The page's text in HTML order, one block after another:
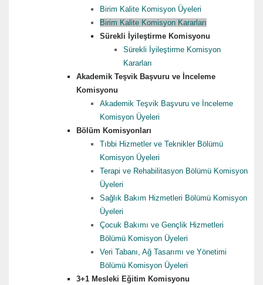
Birim Kalite Komisyon Üyeleri
Birim Kalite Komisyon Kararları
Sürekli İyileştirme Komisyonu
Sürekli İyileştirme Komisyon
Kararları
Akademik Teşvik Başvuru ve İnceleme
Komisyonu
Akademik Teşvik Başvuru ve İnceleme
Komisyon Üyeleri
Bölüm Komisyonları
Tıbbi Hizmetler ve Teknikler Bölümü
Komisyon Üyeleri
Terapi ve Rehabilitasyon Bölümü Komisyon
Üyeleri
Sağlık Bakım Hizmetleri Bölümü Komisyon
Üyeleri
Çocuk Bakımı ve Gençlik Hizmetleri
Bölümü Komisyon Üyeleri
Veri Tabanı, Ağ Tasarımı ve Yönetimi
Bölümü Komisyon Üyeleri
3+1 Mesleki Eğitim Komisyonu